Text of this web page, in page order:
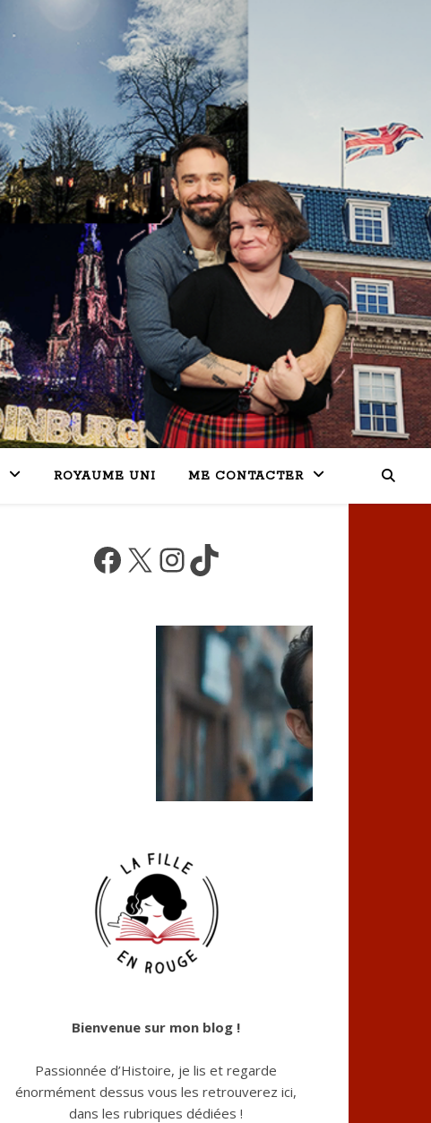
ROYAUME UNI ME CONTACTER
Facebook
X Instagram
TikTok
Bienvenue sur mon blog !
Passionnée d’Histoire, je lis et regarde
énormément dessus vous les retrouverez ici,
dans les rubriques dédiées !